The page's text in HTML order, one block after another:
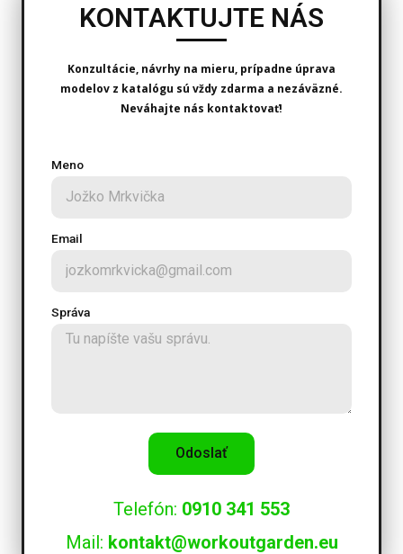
KONTAKTUJTE NÁS
Konzultácie, návrhy na mieru, prípadne úprava
modelov z katalógu sú vždy zdarma a nezáväzné.
Neváhajte nás kontaktovať!
Meno
Email
Správa
Odoslať
Telefón: 0910 341 553
Mail: kontakt@workoutgarden.eu